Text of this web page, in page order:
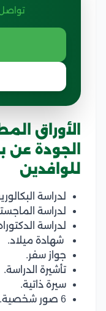
الأوراق
الجودة
للوافدين
لدراسة
لدراسة
لدراسة
شهادة ميلاد.
جواز سفر.
تأشيرة الدراسة.
سيرة ذاتية.
6 صور شخصية.